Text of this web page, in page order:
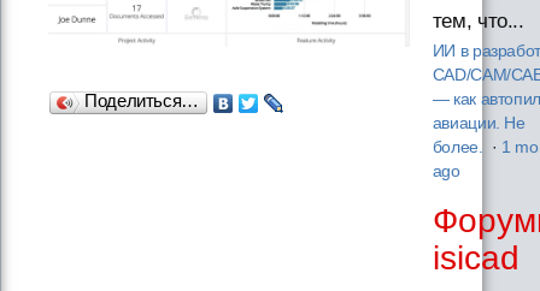
Поделиться…
тем, что...
ИИ в
CAD/CAM/
— как
авиации. Не
более.
· 1
ago
isicad